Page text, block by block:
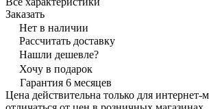
Заказать
Нет в наличии
Рассчитать доставку
Нашли дешевле?
Хочу в подарок
Гарантия 6 месяцев
Цена действительна только для интернет-